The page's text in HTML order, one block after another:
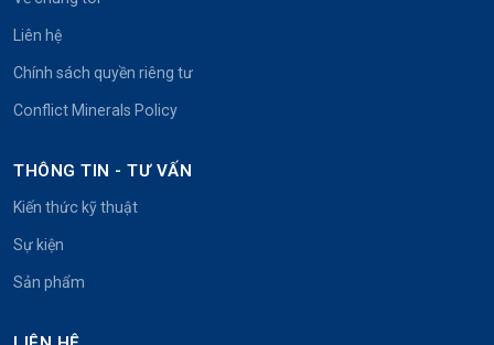
Liên hệ
Chính sách quyền riêng tư
Conflict Minerals Policy
THÔNG TIN - TƯ VẤN
Kiến thức kỹ thuật
Sự kiện
Sản phẩm